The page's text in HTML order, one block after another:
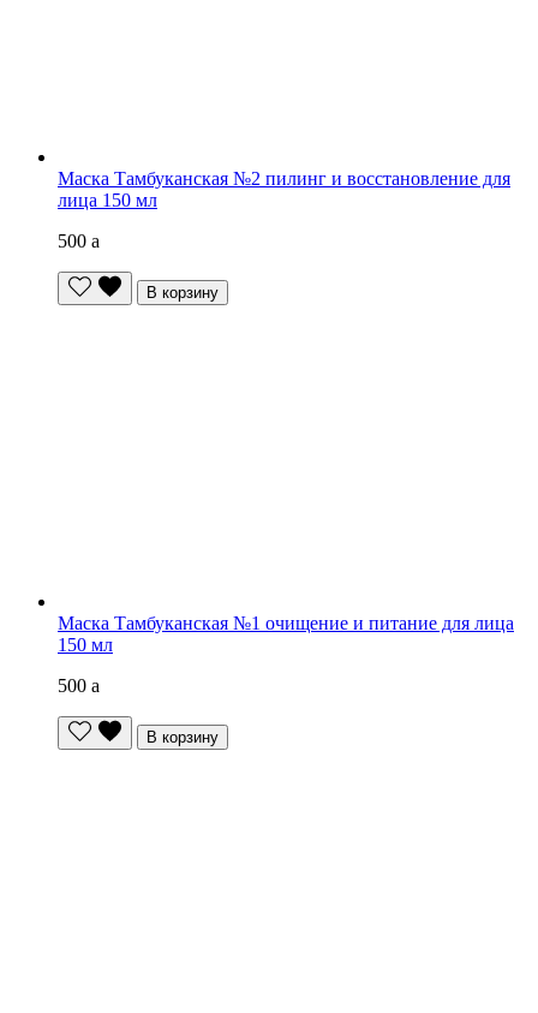
Маска Тамбуканская №2 пилинг и восстановление для
лица 150 мл
500 a
В корзину
Маска Тамбуканская №1 очищение и питание для лица
150 мл
500 a
В корзину